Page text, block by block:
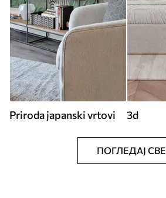
Priroda japanski vrtovi 3d
ПОГЛЕДАЈ СВЕ